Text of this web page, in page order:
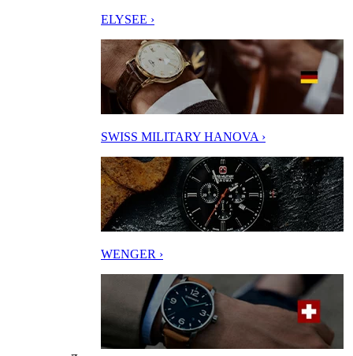
ELYSEE ›
SWISS MILITARY HANOVA ›
WENGER ›